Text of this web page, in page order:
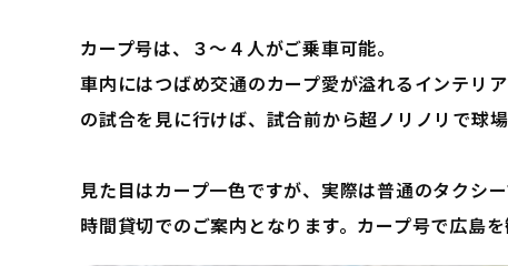
カープ号は、３～４人がご乗車可能。
車内にはつばめ交通のカープ愛が溢れるインテリ
の試合を見に行けば、試合前から超ノリノリで球
見た目はカープ一色ですが、実際は普通のタクシ
時間貸切でのご案内となります。カープ号で広島